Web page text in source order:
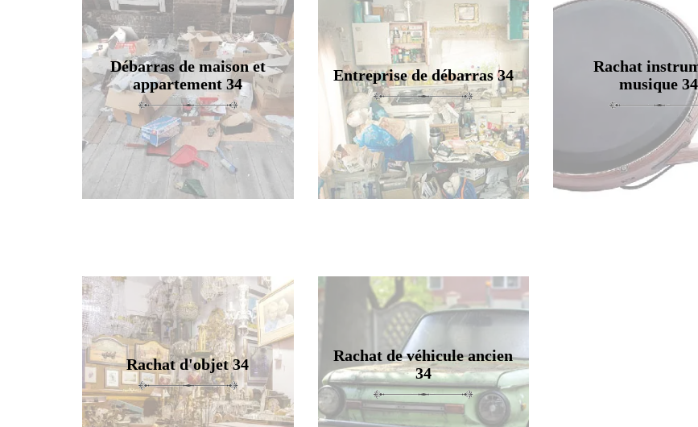
Débarras de maison et
appartement 34
Entreprise de débarras 34
Rachat
musique 34
Rachat d'objet 34
Rachat de véhicule ancien
34